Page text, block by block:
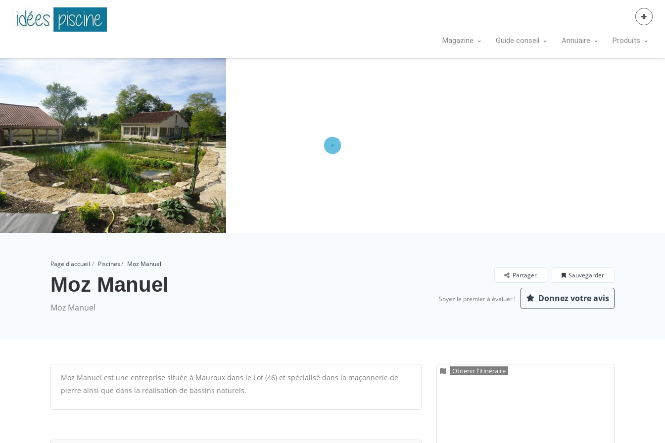
Magazine Guide conseil Annuaire Produits
Page d'accueil Piscines Moz Manuel
Moz Manuel
Moz Manuel
Sauvegarder
Partager
Soyez le premier à évaluer ! Donnez votre avis
Moz Manuel est une entreprise située à Mauroux dans le Lot (46) et spécialisé dans la maçonnerie de
pierre ainsi que dans la réalisation de bassins naturels.
Obtenir l'itinéraire